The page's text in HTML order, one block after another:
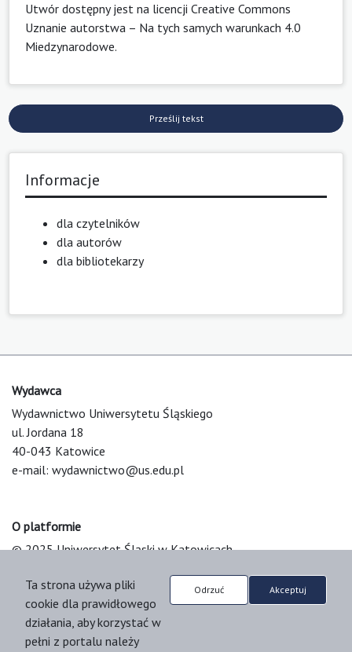
Utwór dostępny jest na licencji Creative Commons
Uznanie autorstwa – Na tych samych warunkach 4.0
Miedzynarodowe.
Prześlij tekst
Informacje
dla czytelników
dla autorów
dla bibliotekarzy
Wydawca
Wydawnictwo Uniwersytetu Śląskiego
ul. Jordana 18
40-043 Katowice
e-mail: wydawnictwo@us.edu.pl
O platformie
© 2025 Uniwersytet Śląski w Katowicach
Platform & Workflow by OJS/PKP
Ta strona używa pliki
cookie dla prawidłowego
działania, aby korzystać w
pełni z portalu należy
Odrzuć Akceptuj